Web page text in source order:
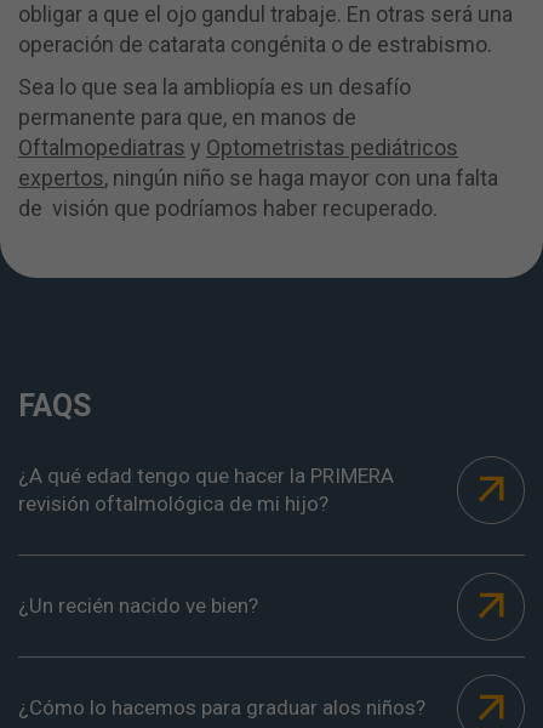
obligar a que el ojo gandul trabaje. En otras será una
operación de catarata congénita o de estrabismo.
Sea lo que sea la ambliopía es un desafío
permanente para que, en manos de
Oftalmopediatras y Optometristas pediátricos
expertos, ningún niño se haga mayor con una falta
de visión que podríamos haber recuperado.
FAQS
¿A qué edad tengo que hacer la PRIMERA
revisión oftalmológica de mi hijo?
¿Un recién nacido ve bien?
¿Cómo lo hacemos para graduar alos niños?